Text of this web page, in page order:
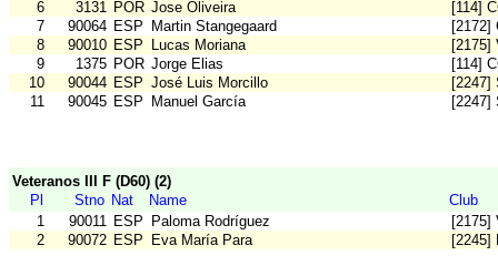
6
3131 POR Jose Oliveira
[114]
7
90064 ESP Martin Stangegaard
[2172]
8
90010 ESP Lucas Moriana
[2175]
9
1375 POR Jorge Elias
[114]
10
90044 ESP José Luis Morcillo
[2247]
11
90045 ESP Manuel García [2247]
Veteranos III F (D60) (2)
Pl
Stno Nat Name
Club
1
90011 ESP Paloma Rodríguez
[2175]
2
90072 ESP Eva María Para [2245]